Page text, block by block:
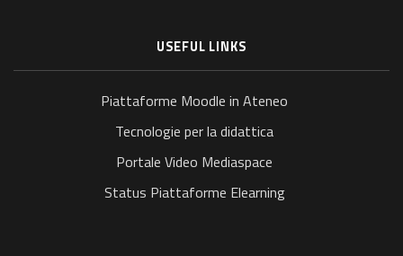
USEFUL LINKS
Piattaforme Moodle in Ateneo
Tecnologie per la didattica
Portale Video Mediaspace
Status Piattaforme Elearning